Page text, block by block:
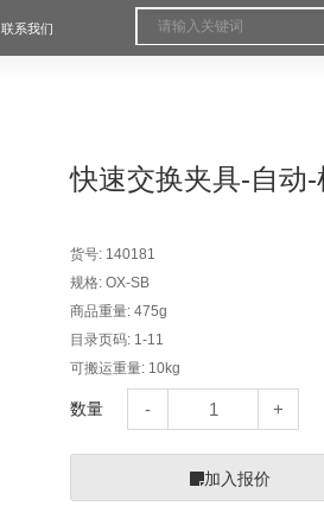
联系我们
快速交换夹具-自动
货号: 140181
规格: OX-SB
商品重量: 475g
目录页码: 1-11
可搬运重量: 10kg
数量
加入报价